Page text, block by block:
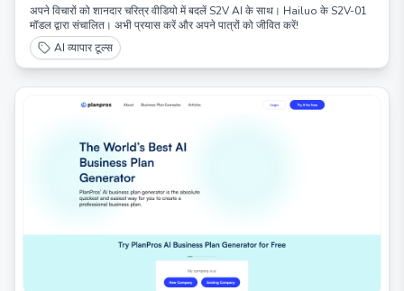
अपने विचारों को शानदार चरित्र वीडियो में बदलें S2V AI के साथ। Hailuo के S2V-01
मॉडल द्वारा संचालित। अभी प्रयास करें और अपने पात्रों को जीवित करें!
AI व्यापार टूल्स